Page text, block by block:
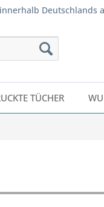
Deutschlands
TÜCHER